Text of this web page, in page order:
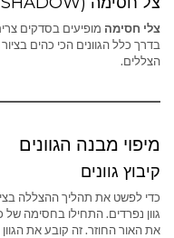
צלי חסימה מופיעים בסדקים
בדרך כלל הגוונים הכי כהים
הצללים.
מיפוי מבנה הגוונים
קיבוץ גוונים
כדי לפשט את תהליך ההצללה
גוון נפרדים. התחילו בחסימה של
את האור החוזר. זה קובע את